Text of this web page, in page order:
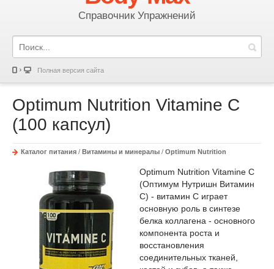
Справочник Упражнений
Полная версия сайта
Optimum Nutrition Vitamine C
(100 капсул)
Каталог питания / Витамины и минералы / Optimum Nutrition
Optimum Nutrition Vitamine C
(Оптимум Нутришн Витамин
С) - витамин С играет
основную роль в синтезе
белка коллагена - основного
компонента роста и
восстановления
соединительных тканей,